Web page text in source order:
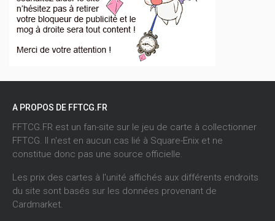
A PROPOS DE FFTCG.FR
FFTCG.FR est un fan-site sur le jeu de carte à collectionner
FFTCG. Il n'est en aucun cas lié à Square-Enix et ne
constitue donc pas une source officielle.
Les prix des cartes à l'unité affichés aux différents endroits
du site sont basés sur les données provenant de
Cardmarket.